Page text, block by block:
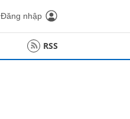
Đăng nhập
RSS